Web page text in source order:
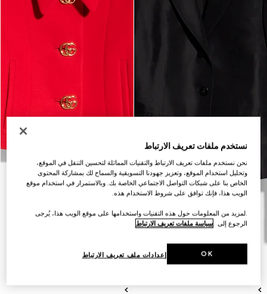
نستخدم ملفات تعريف الارتباط
نحن نستخدم ملفات تعريف الارتباط والتقنيات المماثلة لتحسين التنقل في الموقع،
وتحليل استخدام الموقع، وتعزيز جهودنا التسويقية والسماح لك بمشاركة المحتوى
الخاص بنا على شبكات التواصل الاجتماعي الخاصة بك. وبالاستمرار في استخدام موقع
الويب هذا، فإنك توافق على شروط الاستخدام هذه.
.لمزيد من المعلومات حول هذه التقنيات واستخدامها على موقع الويب هذا، يُرجى
الرجوع إلى سياسة ملفات تعريف الارتباط
إعدادات ملف تعريف الارتباط OK